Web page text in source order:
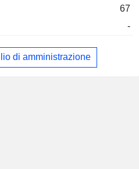
67
-
di amministrazione